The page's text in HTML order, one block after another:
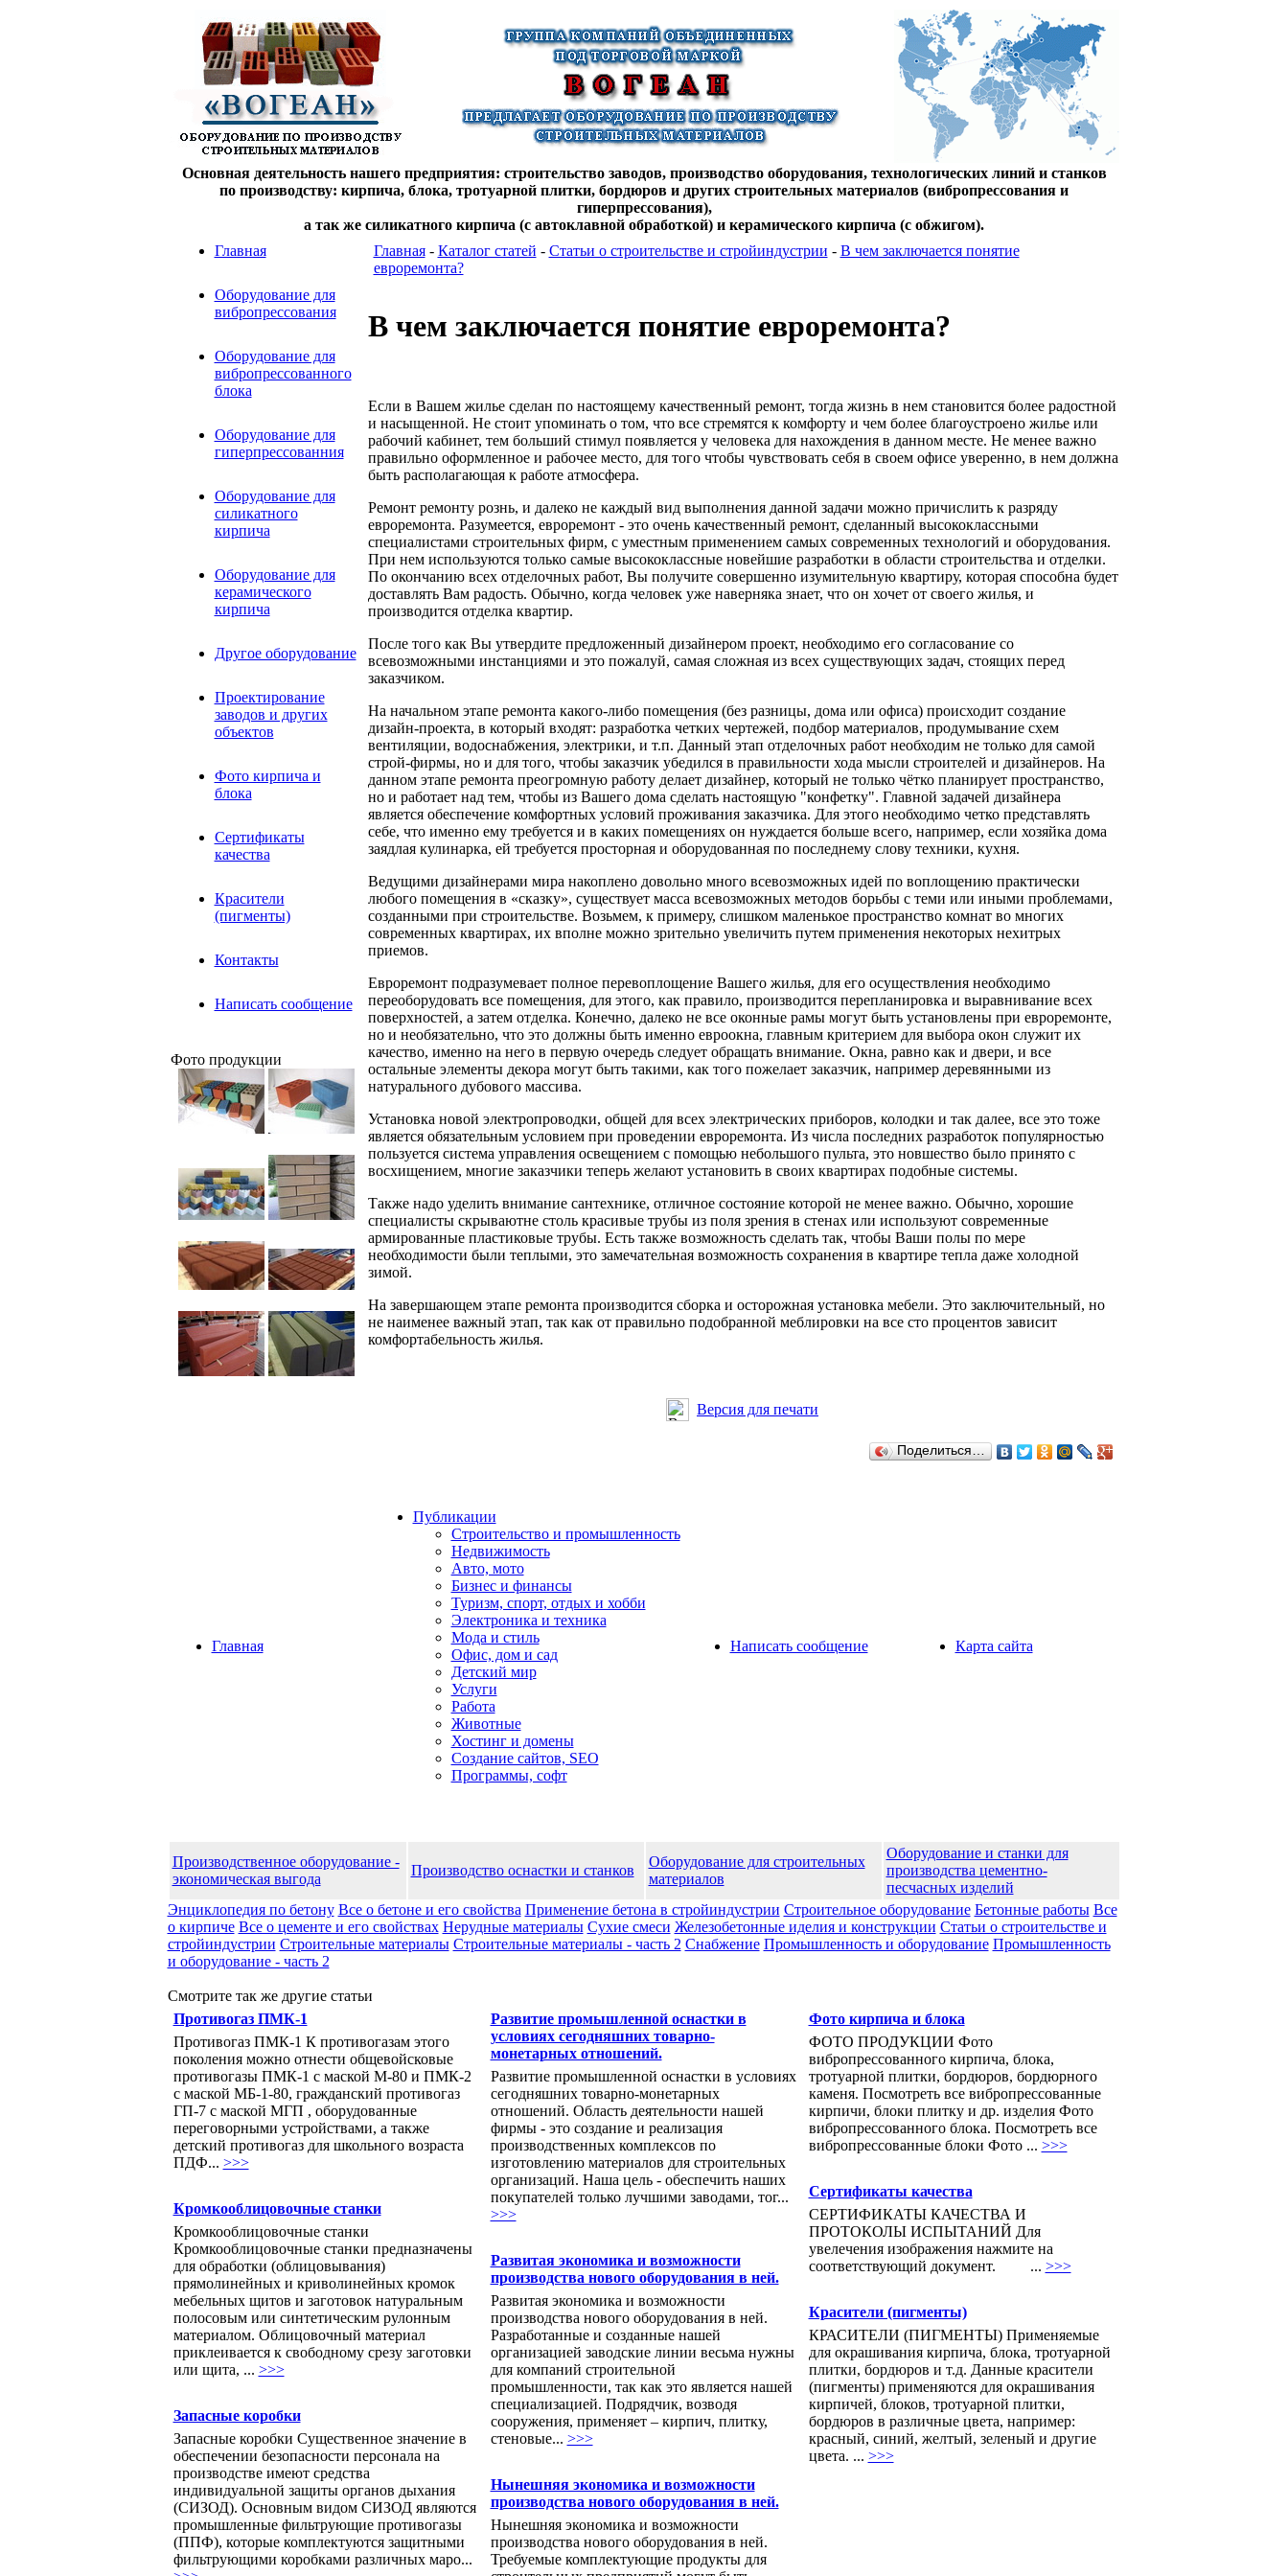
Основная деятельность нашего предприятия: строительство заводов, производство оборудования, технологических линий и станков
по производству: кирпича, блока, тротуарной плитки, бордюров и других строительных материалов (вибропрессования и
гиперпрессования),
а так же силикатного кирпича (с автоклавной обработкой) и керамического кирпича (с обжигом).
Главная
Оборудование для
вибропрессования
Оборудование для
вибропрессованного
блока
Оборудование для
гиперпрессованния
Оборудование для
силикатного
кирпича
Оборудование для
керамического
кирпича
Другое оборудование
Проектирование
заводов и других
объектов
Фото кирпича и
блока
Сертификаты
качества
Красители
(пигменты)
Контакты
Написать сообщение
Фото продукции
Главная- Каталог статей - Статьи о строительстве и стройиндустрии - В чем заключается понятие
евроремонта?
В чем заключается понятие евроремонта?
Если в Вашем жилье сделан по настоящему качественный ремонт, тогда жизнь в нем становится более радостной
и насыщенной. Не стоит упоминать о том, что все стремятся к комфорту и чем более благоустроено жилье или
рабочий кабинет, тем больший стимул появляется у человека для нахождения в данном месте. Не менее важно
правильно оформленное и рабочее место, для того чтобы чувствовать себя в своем офисе уверенно, в нем должна
быть располагающая к работе атмосфера.
Ремонт ремонту рознь, и далеко не каждый вид выполнения данной задачи можно причислить к разряду
евроремонта. Разумеется, евроремонт - это очень качественный ремонт, сделанный высококлассными
специалистами строительных фирм, с уместным применением самых современных технологий и оборудования.
При нем используются только самые высококлассные новейшие разработки в области строительства и отделки.
По окончанию всех отделочных работ, Вы получите совершенно изумительную квартиру, которая способна будет
доставлять Вам радость. Обычно, когда человек уже наверняка знает, что он хочет от своего жилья, и
производится отделка квартир.
После того как Вы утвердите предложенный дизайнером проект, необходимо его согласование со
всевозможными инстанциями и это пожалуй, самая сложная из всех существующих задач, стоящих перед
заказчиком.
На начальном этапе ремонта какого-либо помещения (без разницы, дома или офиса) происходит создание
дизайн-проекта, в который входят: разработка четких чертежей, подбор материалов, продумывание схем
вентиляции, водоснабжения, электрики, и т.п. Данный этап отделочных работ необходим не только для самой
строй-фирмы, но и для того, чтобы заказчик убедился в правильности хода мысли строителей и дизайнеров. На
данном этапе ремонта преогромную работу делает дизайнер, который не только чётко планирует пространство,
но и работает над тем, чтобы из Вашего дома сделать настоящую "конфетку". Главной задачей дизайнера
является обеспечение комфортных условий проживания заказчика. Для этого необходимо четко представлять
себе, что именно ему требуется и в каких помещениях он нуждается больше всего, например, если хозяйка дома
заядлая кулинарка, ей требуется просторная и оборудованная по последнему слову техники, кухня.
Ведущими дизайнерами мира накоплено довольно много всевозможных идей по воплощению практически
любого помещения в «сказку», существует масса всевозможных методов борьбы с теми или иными проблемами,
созданными при строительстве. Возьмем, к примеру, слишком маленькое пространство комнат во многих
современных квартирах, их вполне можно зрительно увеличить путем применения некоторых нехитрых
приемов.
Евроремонт подразумевает полное перевоплощение Вашего жилья, для его осуществления необходимо
переоборудовать все помещения, для этого, как правило, производится перепланировка и выравнивание всех
поверхностей, а затем отделка. Конечно, далеко не все оконные рамы могут быть установлены при евроремонте,
но и необязательно, что это должны быть именно евроокна, главным критерием для выбора окон служит их
качество, именно на него в первую очередь следует обращать внимание. Окна, равно как и двери, и все
остальные элементы декора могут быть такими, как того пожелает заказчик, например деревянными из
натурального дубового массива.
Установка новой электропроводки, общей для всех электрических приборов, колодки и так далее, все это тоже
является обязательным условием при проведении евроремонта. Из числа последних разработок популярностью
пользуется система управления освещением с помощью небольшого пульта, это новшество было принято с
восхищением, многие заказчики теперь желают установить в своих квартирах подобные системы.
Также надо уделить внимание сантехнике, отличное состояние которой не менее важно. Обычно, хорошие
специалисты скрываютне столь красивые трубы из поля зрения в стенах или используют современные
армированные пластиковые трубы. Есть также возможность сделать так, чтобы Ваши полы по мере
необходимости были теплыми, это замечательная возможность сохранения в квартире тепла даже холодной
зимой.
На завершающем этапе ремонта производится сборка и осторожная установка мебели. Это заключительный, но
не наименее важный этап, так как от правильно подобранной меблировки на все сто процентов зависит
комфортабельность жилья.
Версия для печати
Поделиться…
Главная
Публикации
Строительство и промышленность
Недвижимость
Авто, мото
Бизнес и финансы
Туризм, спорт, отдых и хобби
Электроника и техника
Мода и стиль
Офис, дом и cад
Детский мир
Услуги
Работа
Животные
Хостинг и домены
Создание сайтов, SEO
Программы, софт
Написать сообщение Карта сайта
Производственное оборудование -
экономическая выгода
Производство оснастки и станков
Оборудование для строительных
материалов
Оборудование и станки для
производства цементно-
песчасных изделий
Энциклопедия по бетону Все о бетоне и его свойства Применение бетона в стройиндустрии Строительное оборудование Бетонные работы Все
о кирпиче Все о цементе и его свойствах Нерудные материалы Сухие смеси Железобетонные иделия и конструкции Статьи о строительстве и
стройиндустрии Строительные материалы Строительные материалы - часть 2 Снабжение Промышленноcть и оборудование Промышленноcть
и оборудование - часть 2
Смотрите так же другие статьи
Противогаз ПМК-1
Противогаз ПМК-1 К противогазам это­го
поколения можно отнести общевой­сковые
противогазы ПМК-1 с маской М-80 и ПМК-2
с маской МБ-1-80, граж­данский противогаз
ГП-7 с маской МГП , оборудованные
переговорными уст­ройствами, а также
детский противо­газ для школьного возраста
ПДФ... >>>
Кромкооблицовочные станки
Кромкооблицовочные станки
Кромкооблицовочные станки предназначены
для обработки (облицовывания)
прямолинейных и криволинейных кромок
мебельных щитов и заготовок натуральным
полосовым или синтетическим рулонным
материалом. Облицовочный материал
приклеивается к свободному срезу заготовки
или щита, ... >>>
Запасные коробки
Запасные коробки Существенное значение в
обеспечении безопасности персонала на
производстве имеют средства
индивидуальной защиты органов дыхания
(СИЗОД). Основным видом СИЗОД являются
промышленные фильтрующие противогазы
(ППФ), которые комплектуются защитными
фильтрующими коробками различных маро...
Развитие промышленной оснастки в
условиях сегодняшних товарно-
монетарных отношений.
Развитие промышленной оснастки в условиях
сегодняшних товарно-монетарных
отношений. Область деятельности нашей
фирмы - это создание и реализация
производственных комплексов по
изготовлению материалов для строительных
организаций. Наша цель - обеспечить наших
покупателей только лучшими заводами, тог...
>>>
Развитая экономика и возможности
производства нового оборудования в ней.
Развитая экономика и возможности
производства нового оборудования в ней.
Разработанные и созданные нашей
организацией заводские линии весьма нужны
для компаний строительной
промышленности, так как это является нашей
специализацией. Подрядчик, возводя
сооружения, применяет – кирпич, плитку,
стеновые... >>>
Нынешняя экономика и возможности
производства нового оборудования в ней.
Нынешняя экономика и возможности
производства нового оборудования в ней.
Требуемые комплектующие продукты для
Фото кирпича и блока
ФОТО ПРОДУКЦИИ Фото
вибропрессованного кирпича, блока,
тротуарной плитки, бордюров, бордюрного
каменя. Посмотреть все вибропрессованные
кирпичи, блоки плитку и др. изделия Фото
вибропрессованного блока. Посмотреть все
вибропрессованные блоки Фото ... >>>
Сертификаты качества
СЕРТИФИКАТЫ КАЧЕСТВА И
ПРОТОКОЛЫ ИСПЫТАНИЙ Для
увелечения изображения нажмите на
соответствующий документ. ... >>>
Красители (пигменты)
КРАСИТЕЛИ (ПИГМЕНТЫ) Применяемые
для окрашивания кирпича, блока, тротуарной
плитки, бордюров и т.д. Данные красители
(пигменты) применяются для окрашивания
кирпичей, блоков, тротуарной плитки,
бордюров в различные цвета, например:
красный, синий, желтый, зеленый и другие
цвета. ... >>>